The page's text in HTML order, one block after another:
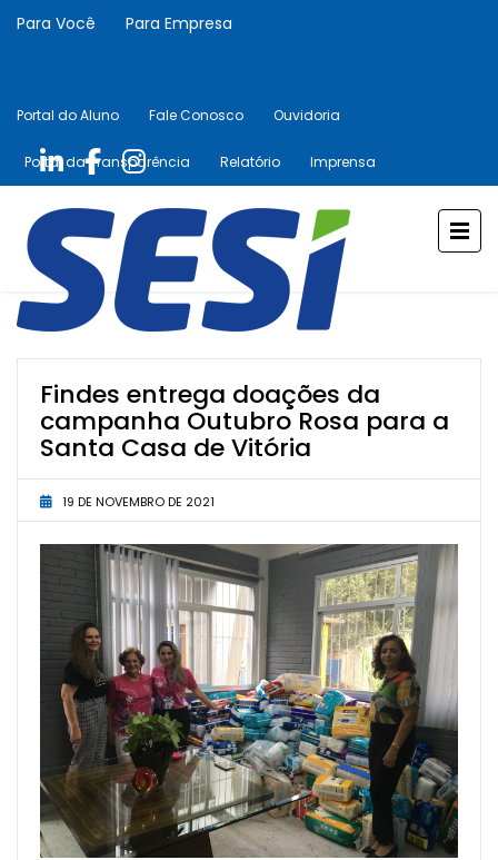
Para Você Para Empresa
Portal do Aluno Fale Conosco Ouvidoria
Portal da Transparência Relatório Imprensa
Findes entrega doações da
campanha Outubro Rosa para a
Santa Casa de Vitória
19 DE NOVEMBRO DE 2021